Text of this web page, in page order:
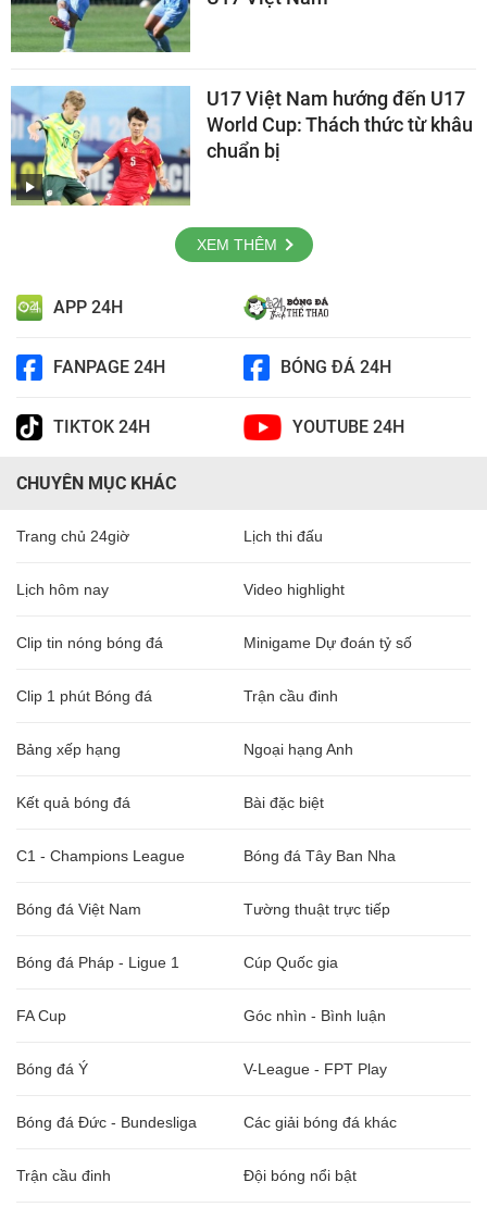
U17 Việt Nam hướng đến U17
World Cup: Thách thức từ khâu
chuẩn bị
XEM THÊM
APP 24H
FANPAGE 24H BÓNG ĐÁ 24H
TIKTOK 24H YOUTUBE 24H
CHUYÊN MỤC KHÁC
Trang chủ 24giờ Lịch thi đấu
Lịch hôm nay Video highlight
Clip tin nóng bóng đá Minigame Dự đoán tỷ số
Clip 1 phút Bóng đá Trận cầu đinh
Bảng xếp hạng Ngoại hạng Anh
Kết quả bóng đá Bài đặc biệt
C1 - Champions League Bóng đá Tây Ban Nha
Bóng đá Việt Nam Tường thuật trực tiếp
Bóng đá Pháp - Ligue 1 Cúp Quốc gia
FA Cup Góc nhìn - Bình luận
Bóng đá Ý V-League - FPT Play
Bóng đá Đức - Bundesliga Các giải bóng đá khác
Trận cầu đinh Đội bóng nổi bật